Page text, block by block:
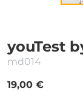
youTest
md014
19,00 €